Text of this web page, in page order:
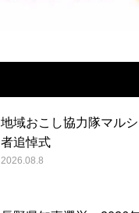
地域おこし協力隊マル
者追悼式
2026.08.8